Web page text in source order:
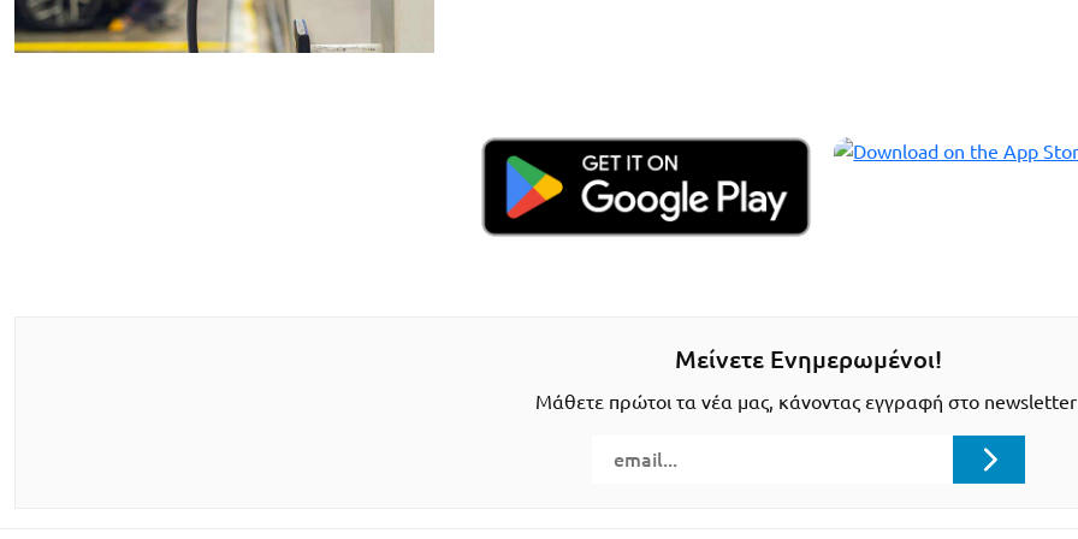
Μείνετε Ενημερωμένοι!
Μάθετε πρώτοι τα νέα μας, κάνοντας εγγραφή στο